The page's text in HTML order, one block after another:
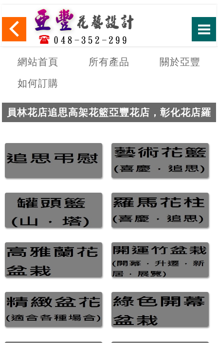
網站首頁 所有產品
關於亞豐
如何訂購
員林花店追思高架花籃亞豐花店，彰化花店羅